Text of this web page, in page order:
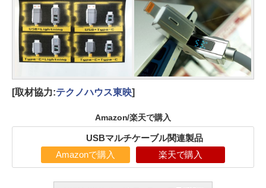
[取材協力:テクノハウス東映]
Amazon/楽天で購入
USBマルチケーブル関連製品
Amazonで購入 楽天で購入